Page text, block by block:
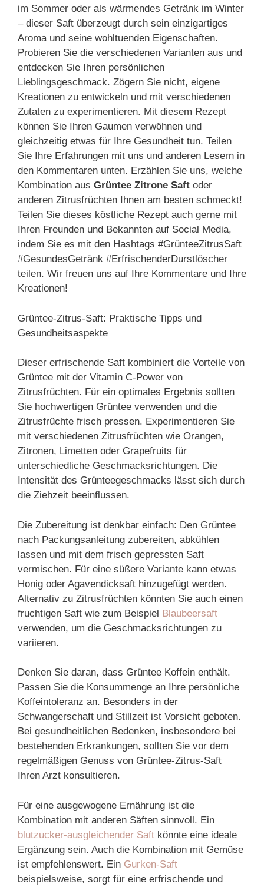
im Sommer oder als wärmendes Getränk im Winter
– dieser Saft überzeugt durch sein einzigartiges
Aroma und seine wohltuenden Eigenschaften.
Probieren Sie die verschiedenen Varianten aus und
entdecken Sie Ihren persönlichen
Lieblingsgeschmack. Zögern Sie nicht, eigene
Kreationen zu entwickeln und mit verschiedenen
Zutaten zu experimentieren. Mit diesem Rezept
können Sie Ihren Gaumen verwöhnen und
gleichzeitig etwas für Ihre Gesundheit tun. Teilen
Sie Ihre Erfahrungen mit uns und anderen Lesern in
den Kommentaren unten. Erzählen Sie uns, welche
Kombination aus Grüntee Zitrone Saft oder
anderen Zitrusfrüchten Ihnen am besten schmeckt!
Teilen Sie dieses köstliche Rezept auch gerne mit
Ihren Freunden und Bekannten auf Social Media,
indem Sie es mit den Hashtags #GrünteeZitrusSaft
#GesundesGetränk #ErfrischenderDurstlöscher
teilen. Wir freuen uns auf Ihre Kommentare und Ihre
Kreationen!
Grüntee-Zitrus-Saft: Praktische Tipps und
Gesundheitsaspekte
Dieser erfrischende Saft kombiniert die Vorteile von
Grüntee mit der Vitamin C-Power von
Zitrusfrüchten. Für ein optimales Ergebnis sollten
Sie hochwertigen Grüntee verwenden und die
Zitrusfrüchte frisch pressen. Experimentieren Sie
mit verschiedenen Zitrusfrüchten wie Orangen,
Zitronen, Limetten oder Grapefruits für
unterschiedliche Geschmacksrichtungen. Die
Intensität des Grünteegeschmacks lässt sich durch
die Ziehzeit beeinflussen.
Die Zubereitung ist denkbar einfach: Den Grüntee
nach Packungsanleitung zubereiten, abkühlen
lassen und mit dem frisch gepressten Saft
vermischen. Für eine süßere Variante kann etwas
Honig oder Agavendicksaft hinzugefügt werden.
Alternativ zu Zitrusfrüchten könnten Sie auch einen
fruchtigen Saft wie zum Beispiel Blaubeersaft
verwenden, um die Geschmacksrichtungen zu
variieren.
Denken Sie daran, dass Grüntee Koffein enthält.
Passen Sie die Konsummenge an Ihre persönliche
Koffeintoleranz an. Besonders in der
Schwangerschaft und Stillzeit ist Vorsicht geboten.
Bei gesundheitlichen Bedenken, insbesondere bei
bestehenden Erkrankungen, sollten Sie vor dem
regelmäßigen Genuss von Grüntee-Zitrus-Saft
Ihren Arzt konsultieren.
Für eine ausgewogene Ernährung ist die
Kombination mit anderen Säften sinnvoll. Ein
blutzucker-ausgleichender Saft könnte eine ideale
Ergänzung sein. Auch die Kombination mit Gemüse
ist empfehlenswert. Ein Gurken-Saft
beispielsweise, sorgt für eine erfrischende und